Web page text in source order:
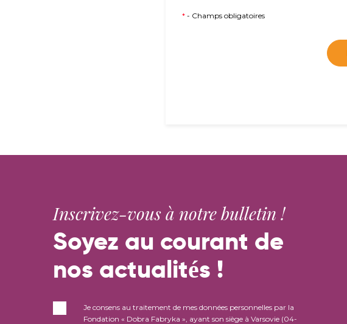
* - Champs obligatoires
Inscrivez-vous à notre bulletin !
Soyez au courant de
nos actualités !
Je consens au traitement de mes données personnelles par la
Fondation « Dobra Fabryka », ayant son siège à Varsovie (04-